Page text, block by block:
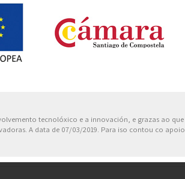
tecnolóxico e a innovación, e grazas ao que
A data de 07/03/2019. Para iso contou co apoio